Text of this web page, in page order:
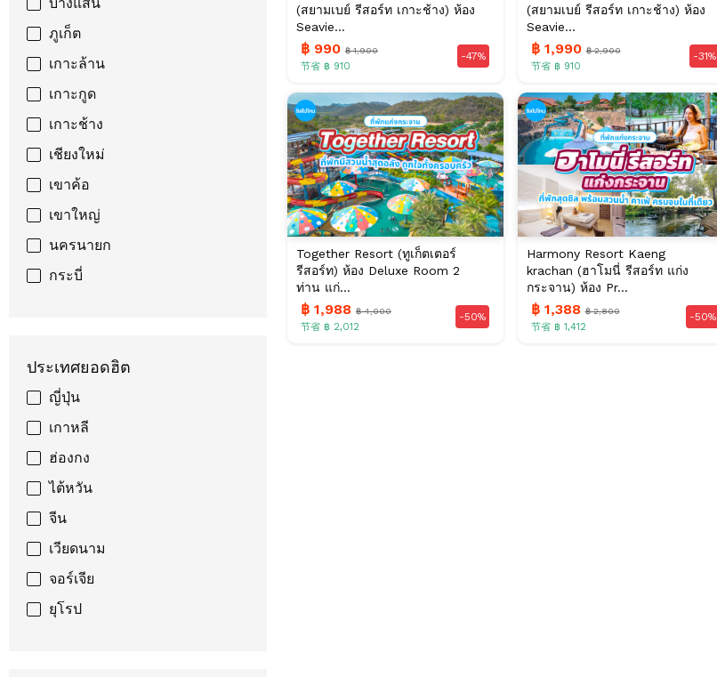
ภูเก็ต
เกาะล้าน
เกาะกูด
เกาะช้าง
เชียงใหม่
เขาค้อ
เขาใหญ่
นครนายก
กระบี่
ประเทศยอดฮิต
ญี่ปุ่น
เกาหลี
ฮ่องกง
ไต้หวัน
จีน
เวียดนาม
จอร์เจีย
ยุโรป
(สยามเบย์ รีสอร์ท เกาะช้าง) ห้อง
Seavie...
฿ 990 ฿ 1,900
节省 ฿ 910
-47%
(สยามเบย์ รีสอร์ท เกาะช้าง) ห้อง
Seavie...
฿ 1,990฿ 2,900
节省 ฿ 910
-31%
Together Resort (ทูเก็ตเตอร์
รีสอร์ท) ห้อง Deluxe Room 2
ท่าน แก่...
฿ 1,988 ฿ 4,000
节省 ฿ 2,012
-50%
Harmony Resort Kaeng
krachan (ฮาโมนี่ รีสอร์ท แก่ง
กระจาน) ห้อง Pr...
฿ 1,388฿ 2,800
节省 ฿ 1,412
-50%